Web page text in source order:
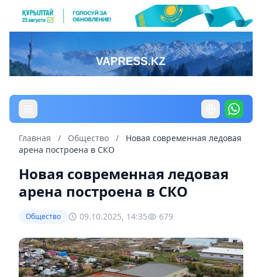
Главная / Общество /
Новая современная ледовая
арена построена в СКО
Новая современная ледовая
арена построена в СКО
Общество 09.10.2025, 14:35 679